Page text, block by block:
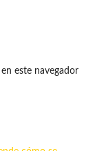
este navegador